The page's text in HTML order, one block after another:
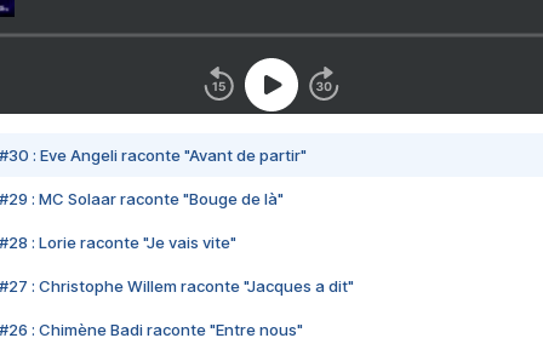
#30 : Eve Angeli raconte "Avant de partir"
#29 : MC Solaar raconte "Bouge de là"
#28 : Lorie raconte "Je vais vite"
#27 : Christophe Willem raconte "Jacques a dit"
#26 : Chimène Badi raconte "Entre nous"